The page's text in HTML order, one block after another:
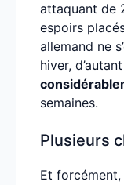
attaquant de
espoirs
allemand ne
hiver,
semaines.
Plusieurs
Et